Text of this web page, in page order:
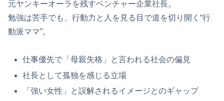
元ヤンキーオーラを残すベンチャー企業社長。
勉強は苦手でも、行動力と人を見る目で道を切り開く“行
動派ママ”。
仕事優先で「母親失格」と言われる社会の偏見
社長として孤独を感じる立場
「強い女性」と誤解されるイメージとのギャップ